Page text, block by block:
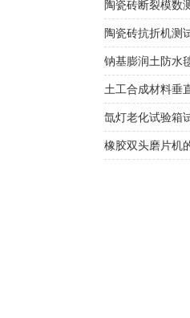
氙灯老化试验箱
橡胶双头磨片机